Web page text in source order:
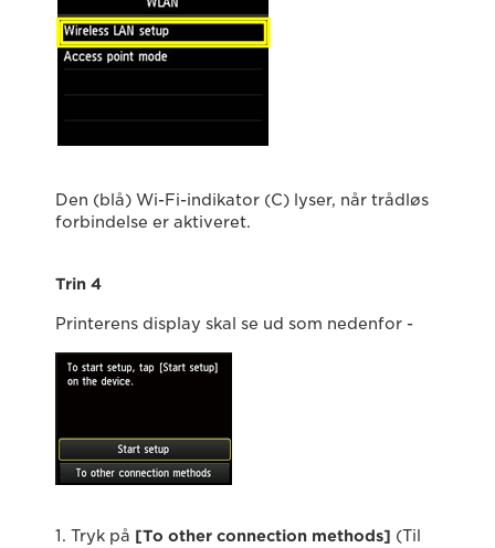
Den (blå) Wi-Fi-indikator (C) lyser, når trådløs
forbindelse er aktiveret.
Trin 4
Printerens display skal se ud som nedenfor -
1. Tryk på [To other connection methods] (Til